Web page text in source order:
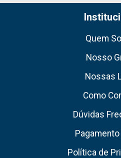
Quem
Nosso
Nossas
Como
Dúvidas
Política de